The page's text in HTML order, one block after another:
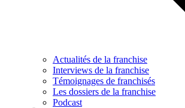
Actualités de la franchise
Interviews de la franchise
Témoignages de franchisés
Les dossiers de la franchise
Podcast